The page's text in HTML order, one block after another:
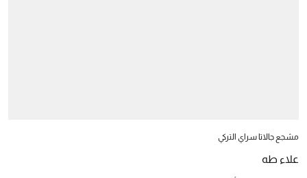
مشجع جالاتا سراي التركي
علاء طه